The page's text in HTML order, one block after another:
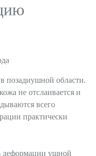
позадиушной области.
не отслаивается и
всего
практически
деформации ушной